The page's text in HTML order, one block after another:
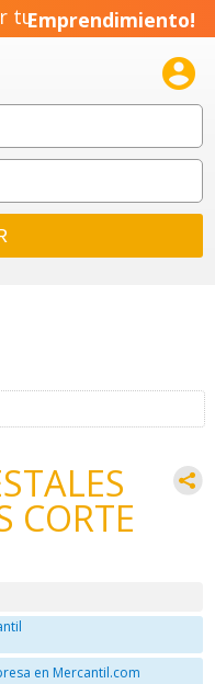
tuEmprendimiento!

CORTE
en Mercantil.com